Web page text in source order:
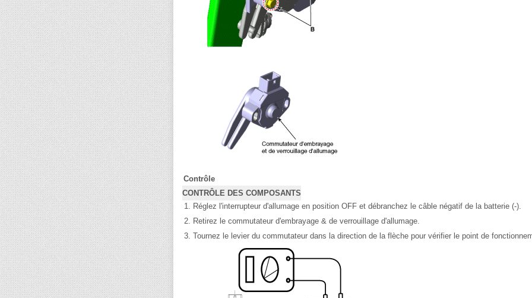
Contrôle
CONTRÔLE DES COMPOSANTS
1. Réglez l'interrupteur d'allumage en position OFF et débranchez le câble négatif de la batterie (-).
2. Retirez le commutateur d'embrayage & de verrouillage d'allumage.
3. Tournez le levier du commutateur dans la direction de la flèche pour vérifier le point de